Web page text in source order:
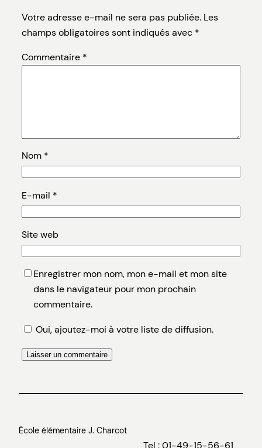
Votre adresse e-mail ne sera pas publiée. Les
champs obligatoires sont indiqués avec *
Commentaire *
Nom *
E-mail *
Site web
Enregistrer mon nom, mon e-mail et mon site
dans le navigateur pour mon prochain
commentaire.
Oui, ajoutez-moi à votre liste de diffusion.
École élémentaire J. Charcot
Tel : 01-49-15-56-61